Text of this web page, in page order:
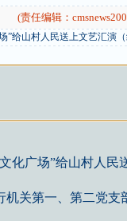
(责任编辑：
”给山村人民送上文艺汇演
化广场”给山村人民
关第一、第二党支